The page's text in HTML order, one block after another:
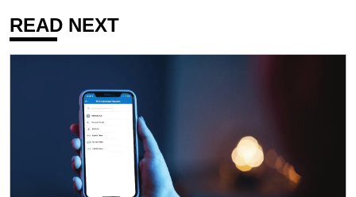
READ NEXT